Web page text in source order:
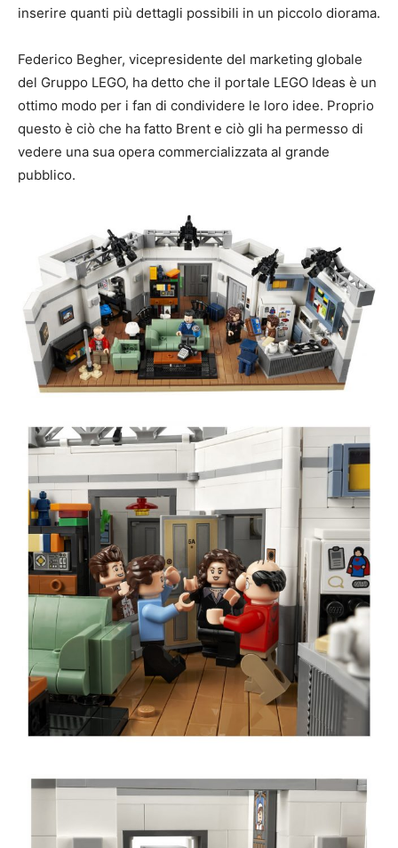
inserire quanti più dettagli possibili in un piccolo diorama.
Federico Begher, vicepresidente del marketing globale
del Gruppo LEGO, ha detto che il portale LEGO Ideas è un
ottimo modo per i fan di condividere le loro idee. Proprio
questo è ciò che ha fatto Brent e ciò gli ha permesso di
vedere una sua opera commercializzata al grande
pubblico.